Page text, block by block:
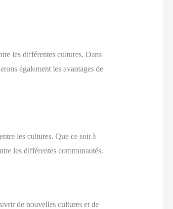
les différentes cultures. Dans
également les avantages de
les cultures. Que ce soit à
les différentes communautés.
de nouvelles cultures et de